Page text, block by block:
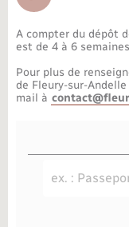
Parrainage civil
Recensement
Petite enfance
Info jeunes
Associations
Bornes de
Travaux -
public
Publications
Agenda
La
A compter du dépôt
est de 4 à 6
Pour plus de
de Fleury-sur-
mail à